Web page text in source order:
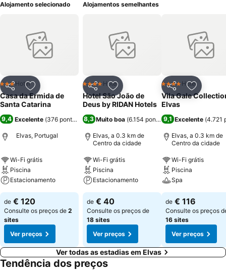
autêntico Bed&Breakfast este Hotel dispõe de estacionamento,
variados drinks e bebidas além de uma recepção com atendimento
disponível diariamente porém em horário limitado.
Alojamento selecionado
PartilharAdicionar aos favoritos
3 Estrelas
Hotel
Casa da Ermida de
Santa Catarina
9,4 Excelente (376 pontuações)
Elvas, Portugal
Wi-Fi grátis
Piscina
Estacionamento
de € 120
Consulte os preços de 2
sites
Ver preços
Alojamentos semelhantes
PartilharAdicionar aos favoritos
4 EstrelasHotel
Hotel São João de
Deus by RIDAN Hotels
8,3 Muito boa (6.154 pontuações)
Elvas, a 0.3 km de
Centro da cidade
Wi-Fi grátis
Piscina
Estacionamento
de € 40
Consulte os preços de
18 sites
Ver preços
Partilhar
4 EstrelasHotel
Vila Gale
Elvas
9,1 Excelente (4.721
Elvas, a 0.3 km de
Centro da cidade
Wi-Fi grátis
Piscina
Spa
de € 116
Consulte os preços
16 sites
Ver preços
Ver todas as estadias em Elvas
Tendência dos preços